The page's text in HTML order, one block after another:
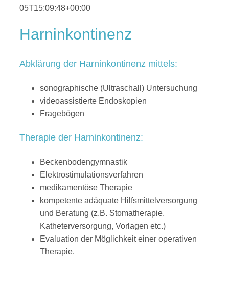
05T15:09:48+00:00
Harninkontinenz
Abklärung der Harninkontinenz mittels:
sonographische (Ultraschall) Untersuchung
videoassistierte Endoskopien
Fragebögen
Therapie der Harninkontinenz:
Beckenbodengymnastik
Elektrostimulationsverfahren
medikamentöse Therapie
kompetente adäquate Hilfsmittelversorgung
und Beratung (z.B. Stomatherapie,
Katheterversorgung, Vorlagen etc.)
Evaluation der Möglichkeit einer operativen
Therapie.